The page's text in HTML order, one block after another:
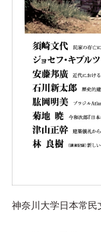
神奈川大学日本常